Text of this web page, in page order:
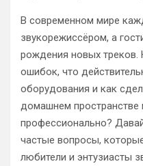
В современном мире
звукорежиссёром, а
рождения новых треков.
ошибок, что
оборудования и как
домашнем пространстве
профессионально?
частые вопросы,
любители и энтузиасты